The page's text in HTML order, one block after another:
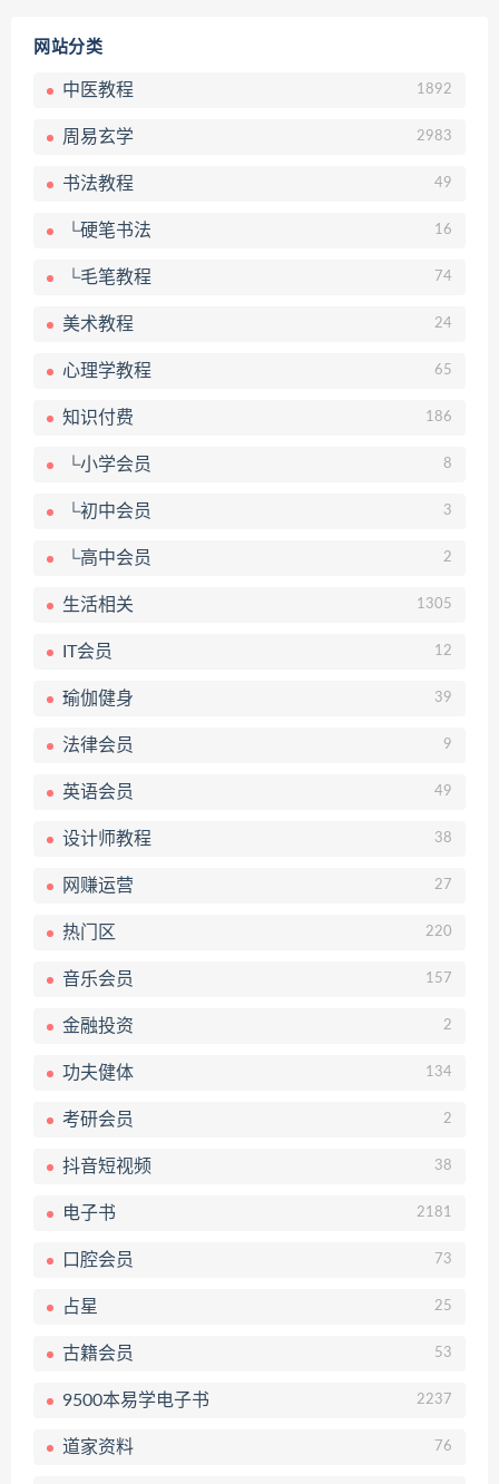
网站分类
中医教程 1892
周易玄学 2983
书法教程 49
└硬笔书法 16
└毛笔教程 74
美术教程 24
心理学教程 65
知识付费 186
└小学会员 8
└初中会员 3
└高中会员 2
生活相关 1305
IT会员 12
瑜伽健身 39
法律会员 9
英语会员 49
设计师教程 38
网赚运营 27
热门区 220
音乐会员 157
金融投资 2
功夫健体 134
考研会员 2
抖音短视频 38
电子书 2181
口腔会员 73
占星 25
古籍会员 53
9500本易学电子书 2237
道家资料 76